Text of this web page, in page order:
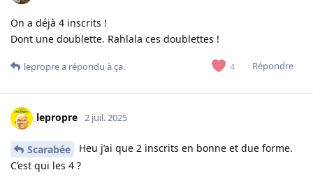
On a déjà 4 inscrits !
Dont une doublette. Rahlala ces doublettes !
4 Répondre
leproprea répondu à ça.
lepropre 2 juil. 2025
Scarabée
Heu j’ai que 2 inscrits en bonne et due forme.
C’est qui les 4 ?